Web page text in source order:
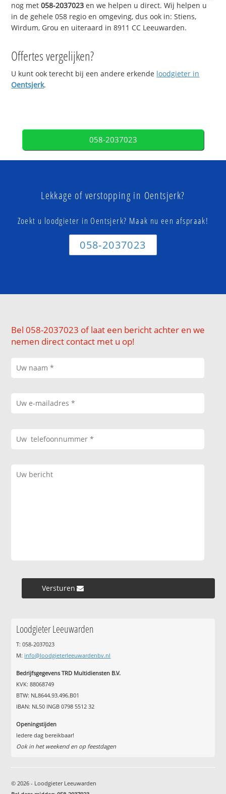
nog met058-2037023 en we helpen u direct. Wij helpen u
in de gehele 058 regio en omgeving, dus ook in: Stiens,
Wirdum, Grou en uiteraard in 8911 CC Leeuwarden.
Offertes vergelijken?
U kunt ook terecht bij een andere erkende loodgieter in
Oentsjerk.
058-2037023
Lekkage of verstopping in Oentsjerk?
Zoekt u loodgieter in Oentsjerk? Maak nu een afspraak!
058-2037023
Bel 058-2037023 of laat een bericht achter en we
nemen direct contact met u op!
Versturen »
Loodgieter Leeuwarden
T: 058-2037023
M: info@loodgieterleeuwardenbv.nl
Bedrijfsgegevens TRD Multidiensten B.V.
KVK: 88068749
BTW: NL8644.93.496.B01
IBAN: NL50 INGB 0798 5512 32
Openingstijden
Iedere dag bereikbaar!
Ook in het weekend en op feestdagen
© 2026 - Loodgieter Leeuwarden